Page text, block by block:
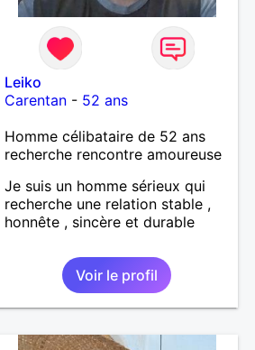
Leiko
Carentan - 52 ans
Homme célibataire de 52 ans
recherche rencontre amoureuse
Je suis un homme sérieux qui
recherche une relation stable ,
honnête , sincère et durable
Voir le profil